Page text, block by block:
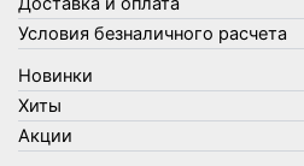
Товары для сада и огорода
Товары для туризма и отдыха
Упаковка
Утеплители и прочее
Фонари, лампы и удлинители
Условия безналичного расчета
Новинки
Хиты
Акции